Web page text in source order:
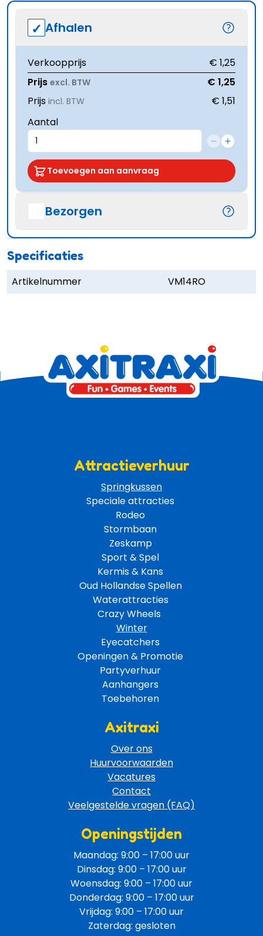
Afhalen
Verkoopprijs
€ 1,25
Prijs excl. BTW
€ 1,25
Prijs incl. BTW
€ 1,51
Aantal
Toevoegen aan aanvraag
Bezorgen
Specificaties
Artikelnummer VM14RO
Attractieverhuur
Springkussen
Speciale attracties
Rodeo
Stormbaan
Zeskamp
Sport & Spel
Kermis & Kans
Oud Hollandse Spellen
Waterattracties
Crazy Wheels
Winter
Eyecatchers
Openingen & Promotie
Partyverhuur
Aanhangers
Toebehoren
Axitraxi
Over ons
Huurvoorwaarden
Vacatures
Contact
Veelgestelde vragen (FAQ)
Openingstijden
Maandag: 9:00 – 17:00 uur
Dinsdag: 9:00 – 17:00 uur
Woensdag: 9:00 – 17:00 uur
Donderdag: 9:00 – 17:00 uur
Vrijdag: 9:00 – 17:00 uur
Zaterdag: gesloten